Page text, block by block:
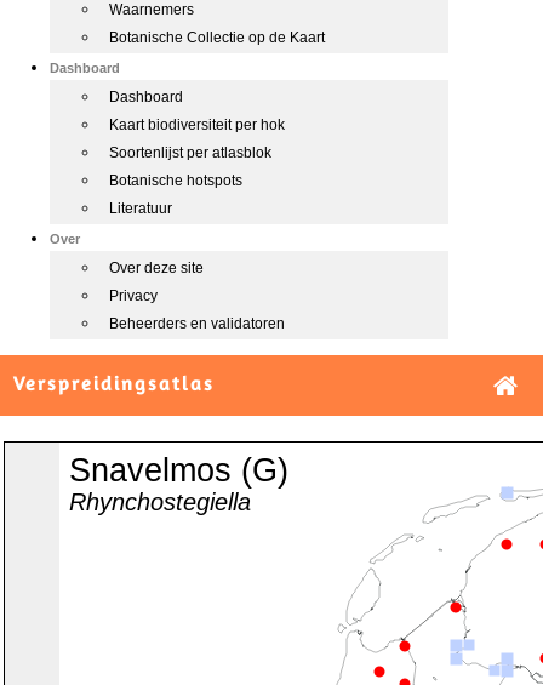
Waarnemers
Botanische Collectie op de Kaart
Dashboard
Dashboard
Kaart biodiversiteit per hok
Soortenlijst per atlasblok
Botanische hotspots
Literatuur
Over
Over deze site
Privacy
Beheerders en validatoren
Verspreidingsatlas